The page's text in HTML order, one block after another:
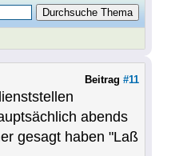
Beitrag #11
abends
gesagt haben "Laß